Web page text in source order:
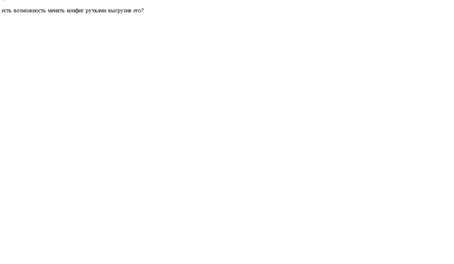
возможность менять конфиг ручками выгрузив его?